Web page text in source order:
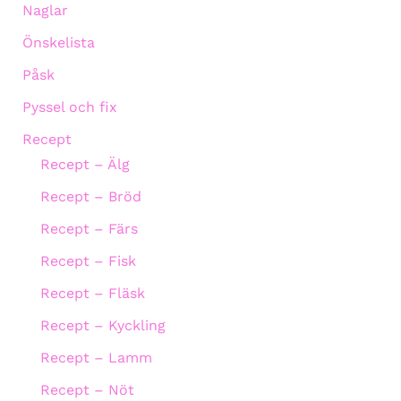
Naglar
Önskelista
Påsk
Pyssel och fix
Recept
Recept – Älg
Recept – Bröd
Recept – Färs
Recept – Fisk
Recept – Fläsk
Recept – Kyckling
Recept – Lamm
Recept – Nöt